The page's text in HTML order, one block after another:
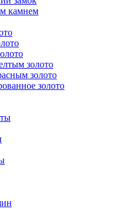
камнем
золото
золото
золото